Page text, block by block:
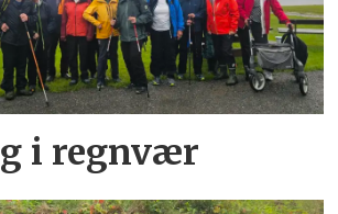
i regnvær